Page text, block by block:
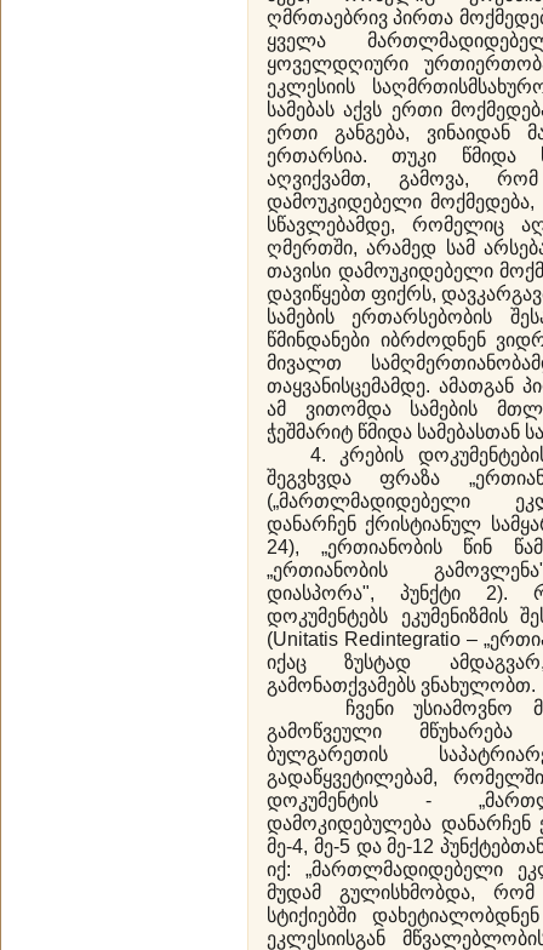
ღმრთაებრივ პირთა
ყველა
ყოველდღიური
ეკლესიის
სამებას აქვს ერთი
ერთი განგება, ვინაიდან
ერთარსია. თუკი წმიდა
აღვიქვამთ, გამოვა,
დამოუკიდებელი
სწავლებამდე, რომელიც
ღმერთში, არამედ სამ
თავისი დამოუკიდებელი
დავიწყებთ ფიქრს,
სამების ერთარსებობის
წმინდანები იბრძოდნენ
მივალთ
თაყვანისცემამდე. ამათგან
ამ ვითომდა სამების
ჭეშმარიტ წმიდა სამებასთან
4. კრების
შეგვხვდა ფრაზა
(„მართლმადიდებელი
დანარჩენ ქრისტიანულ
24), „ერთიანობის წინ
„ერთიანობის
დიასპორა", პუნქტი 2).
დოკუმენტებს ეკუმენიზმის
(Unitatis Redintegratio –
იქაც ზუსტად
გამონათქვამებს ვნახულობთ.
ჩვენი უსიამოვნო
გამოწვეული მწუხარება
ბულგარეთის
გადაწყვეტილებამ,
დოკუმენტის -
დამოკიდებულება დანარჩენ
მე-4, მე-5 და მე-12
იქ: „მართლმადიდებელი
მუდამ გულისხმობდა,
სტიქიებში
ეკლესიისგან